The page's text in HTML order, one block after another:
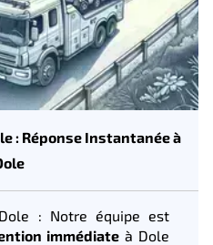
: Réponse Instantanée à
: Notre équipe est
immédiate à Dole